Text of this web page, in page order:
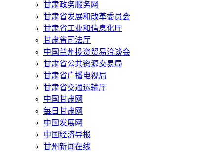
甘肃政务服务网
甘肃省发展和改革委员会
甘肃省工业和信息化厅
甘肃省司法厅
中国兰州投资贸易洽谈会
甘肃省公共资源交易局
甘肃省广播电视局
甘肃省交通运输厅
中国甘肃网
每日甘肃网
中国发展网
中国经济导报
甘州新闻在线